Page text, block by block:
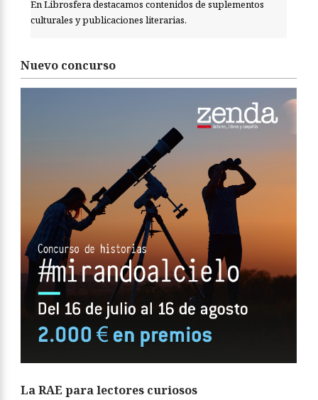
En Librosfera destacamos contenidos de suplementos
culturales y publicaciones literarias.
Nuevo concurso
La RAE para lectores curiosos